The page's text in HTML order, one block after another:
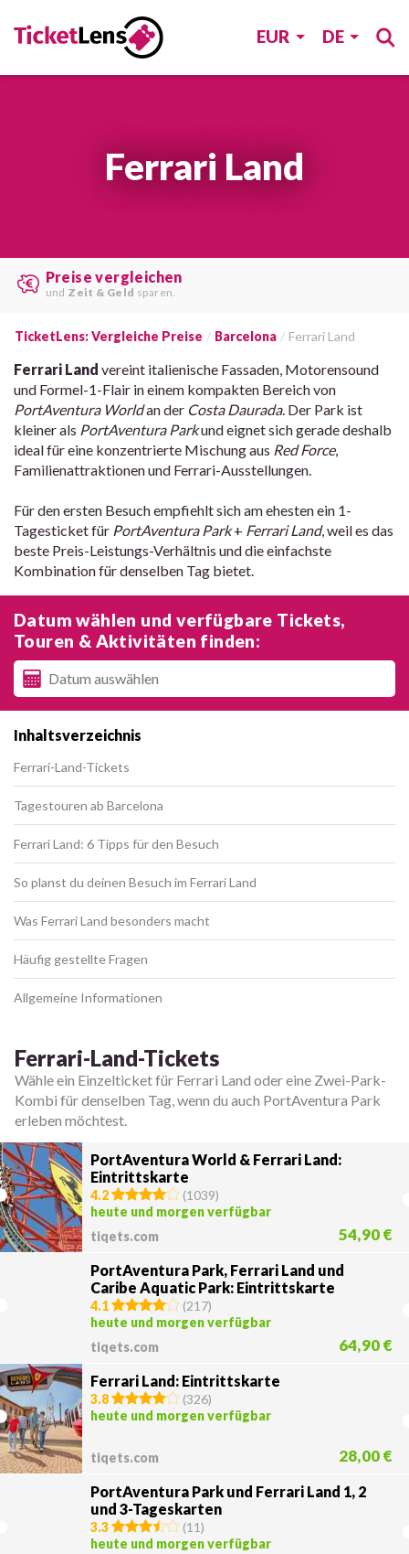
EUR DE
Ferrari Land
Die besten Angebote
von verschiedenen Webseiten
TicketLens: Vergleiche Preise Barcelona Ferrari Land
Ferrari Land vereint italienische Fassaden, Motorensound
und Formel-1-Flair in einem kompakten Bereich von
PortAventura Worldan der Costa Daurada. Der Park ist
kleiner als PortAventura Parkund eignet sich gerade deshalb
ideal für eine konzentrierte Mischung aus Red Force,
Familienattraktionen und Ferrari-Ausstellungen.
Für den ersten Besuch empfiehlt sich am ehesten ein 1-
Tagesticket für PortAventura Park+ Ferrari Land, weil es das
beste Preis-Leistungs-Verhältnis und die einfachste
Kombination für denselben Tag bietet.
Datum wählen und verfügbare Tickets,
Touren & Aktivitäten finden:
Inhaltsverzeichnis
Ferrari-Land-Tickets
Tagestouren ab Barcelona
Ferrari Land: 6 Tipps für den Besuch
So planst du deinen Besuch im Ferrari Land
Was Ferrari Land besonders macht
Häufig gestellte Fragen
Allgemeine Informationen
Ferrari-Land-Tickets
Wähle ein Einzelticket für Ferrari Land oder eine Zwei-Park-
Kombi für denselben Tag, wenn du auch PortAventura Park
erleben möchtest.
PortAventura World & Ferrari Land:
Eintrittskarte
4.2 (1039)
heute und morgen verfügbar
tiqets.com
54,90 €
PortAventura Park, Ferrari Land und
Caribe Aquatic Park: Eintrittskarte
4.1 (217)
heute und morgen verfügbar
tiqets.com
64,90 €
Ferrari Land: Eintrittskarte
3.8 (326)
heute und morgen verfügbar
tiqets.com 28,00 €
PortAventura Park und Ferrari Land 1, 2
und 3-Tageskarten
3.3 (11)
heute und morgen verfügbar